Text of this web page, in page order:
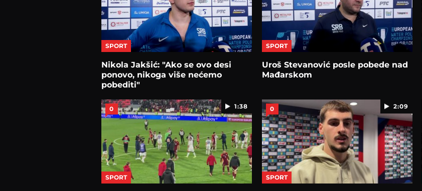
SPORT
Nikola Jakšić: "Ako se ovo desi
ponovo, nikoga više nećemo
pobediti"
SPORT
Uroš Stevanović posle pobede nad
Mađarskom
1:38
0
SPORT
2:09
0
SPORT